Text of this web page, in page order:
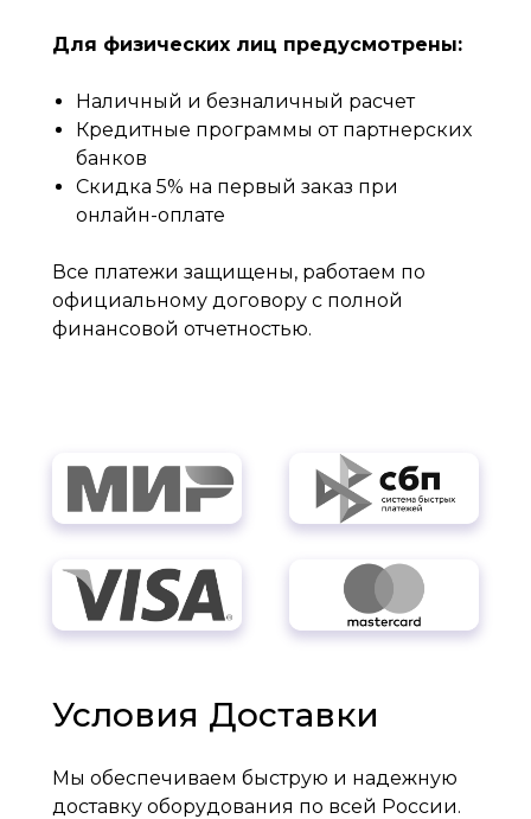
Для физических лиц предусмотрены:
Наличный и безналичный расчет
Кредитные программы от партнерских
банков
Скидка 5% на первый заказ при
онлайн-оплате
Все платежи защищены, работаем по
официальному договору с полной
финансовой отчетностью.
Условия Доставки
Мы обеспечиваем быструю и надежную
доставку оборудования по всей России.